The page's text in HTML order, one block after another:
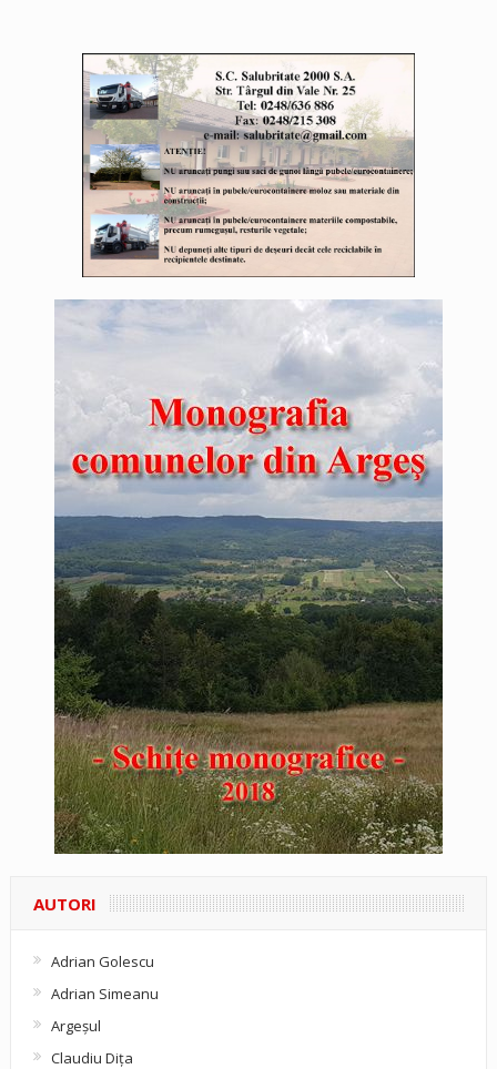
AUTORI
Adrian Golescu
Adrian Simeanu
Argeşul
Claudiu Diţa